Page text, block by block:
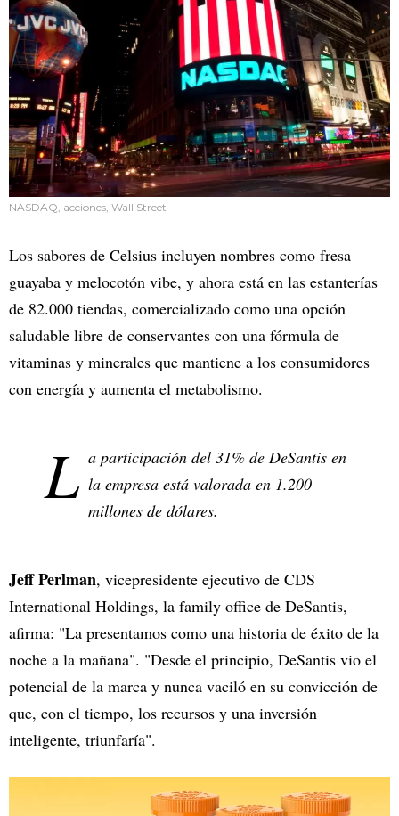
NASDAQ, acciones, Wall Street
Los sabores de Celsius incluyen nombres como fresa
guayaba y melocotón vibe, y ahora está en las estanterías
de 82.000 tiendas, comercializado como una opción
saludable libre de conservantes con una fórmula de
vitaminas y minerales que mantiene a los consumidores
con energía y aumenta el metabolismo.
L a participación del 31% de DeSantis en
la empresa está valorada en 1.200
millones de dólares.
Jeff Perlman, vicepresidente ejecutivo de CDS
International Holdings, la family office de DeSantis,
afirma: "La presentamos como una historia de éxito de la
noche a la mañana". "Desde el principio, DeSantis vio el
potencial de la marca y nunca vaciló en su convicción de
que, con el tiempo, los recursos y una inversión
inteligente, triunfaría".